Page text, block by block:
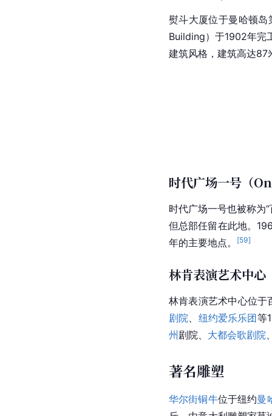
熨斗大厦位于曼哈顿岛
Building）于1902年完
建筑风格，建筑高达87
时代广场一号（
时代广场一号也被称为
但总部任留在此地。
年的主要地点。
[59]
林肯表演艺术中心
林肯表演艺术中心位于
剧院
纽约爱乐乐团等
州剧院、 大都会歌剧院
著名雕塑
华尔街铜牛位于纽约曼